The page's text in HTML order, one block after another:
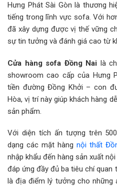
Hưng Phát Sài Gòn là thương
tiếng trong lĩnh vực sofa. Với
đã xây dựng được vị thế vững
sự tin tưởng và đánh giá cao từ
Cửa hàng sofa Đồng Nai là
showroom cao cấp của Hưng
tiền đường Đồng Khởi – con
Hòa, vị trí này giúp khách hàng
sản phẩm.
Với diện tích ấn tượng trên
dạng các mặt hàng nội thất
nhập khẩu đến hàng sản xuất
đáp ứng đầy đủ ba tiêu chí
là địa điểm lý tưởng cho những